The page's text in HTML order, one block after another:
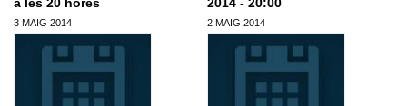
a les 20 hores
3 MAIG 2014
2014 - 20:00
2 MAIG 2014
Pagines